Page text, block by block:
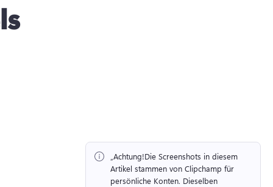
„Achtung!Die Screenshots in diesem
Artikel stammen von Clipchamp für
persönliche Konten. Dieselben